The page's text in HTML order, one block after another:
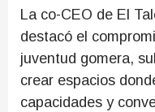
La co-CEO de El
destacó el
juventud gomera,
crear espacios
capacidades y